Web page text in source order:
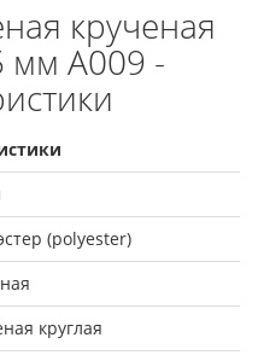
крученая
мм A009 -
(polyester)
круглая